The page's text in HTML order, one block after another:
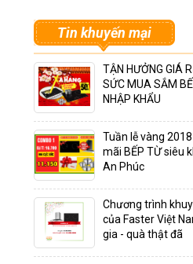
Tin khuyến mại
TẬN HƯỞNG GIÁ
SỨC MUA SẮM
NHẬP KHẨU
Tuần lễ vàng
mãi BẾP TỪ siêu
An Phúc
Chương trình
của Faster Việt
gia - quà thật đã